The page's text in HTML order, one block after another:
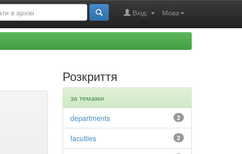
Мова
Вхід:
Розкриття
за темами
2
departments
2
faculties